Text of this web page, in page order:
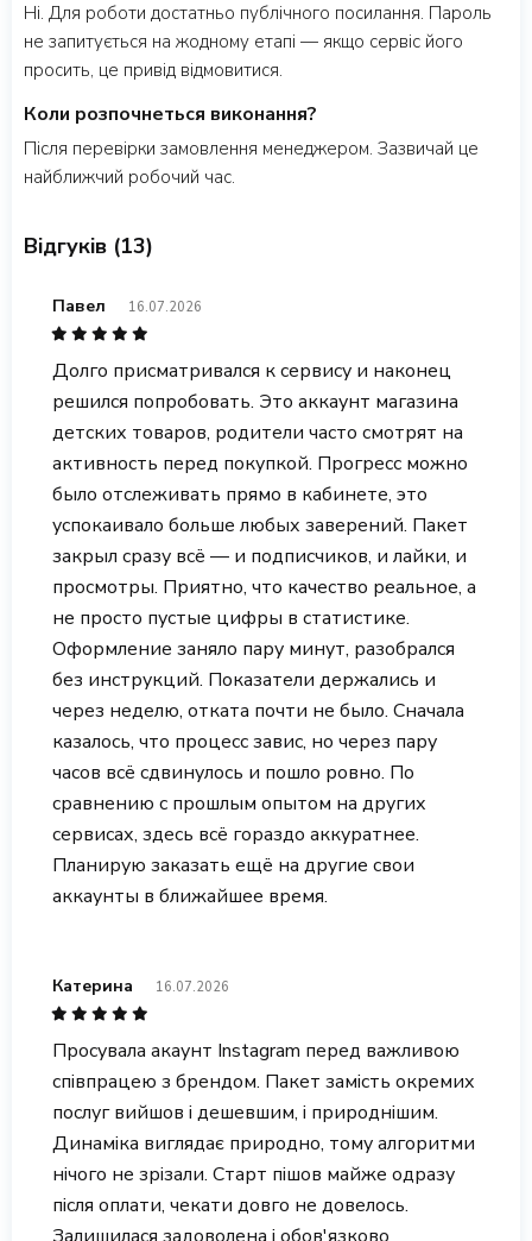
Ні. Для роботи достатньо публічного посилання. Пароль
не запитується на жодному етапі — якщо сервіс його
просить, це привід відмовитися.
Коли розпочнеться виконання?
Після перевірки замовлення менеджером. Зазвичай це
найближчий робочий час.
Відгуків (13)
Павел 16.07.2026
Долго присматривался к сервису и наконец
решился попробовать. Это аккаунт магазина
детских товаров, родители часто смотрят на
активность перед покупкой. Прогресс можно
было отслеживать прямо в кабинете, это
успокаивало больше любых заверений. Пакет
закрыл сразу всё — и подписчиков, и лайки, и
просмотры. Приятно, что качество реальное, а
не просто пустые цифры в статистике.
Оформление заняло пару минут, разобрался
без инструкций. Показатели держались и
через неделю, отката почти не было. Сначала
казалось, что процесс завис, но через пару
часов всё сдвинулось и пошло ровно. По
сравнению с прошлым опытом на других
сервисах, здесь всё гораздо аккуратнее.
Планирую заказать ещё на другие свои
аккаунты в ближайшее время.
Катерина 16.07.2026
Просувала акаунт Instagram перед важливою
співпрацею з брендом. Пакет замість окремих
послуг вийшов і дешевшим, і природнішим.
Динаміка виглядає природно, тому алгоритми
нічого не зрізали. Старт пішов майже одразу
після оплати, чекати довго не довелось.